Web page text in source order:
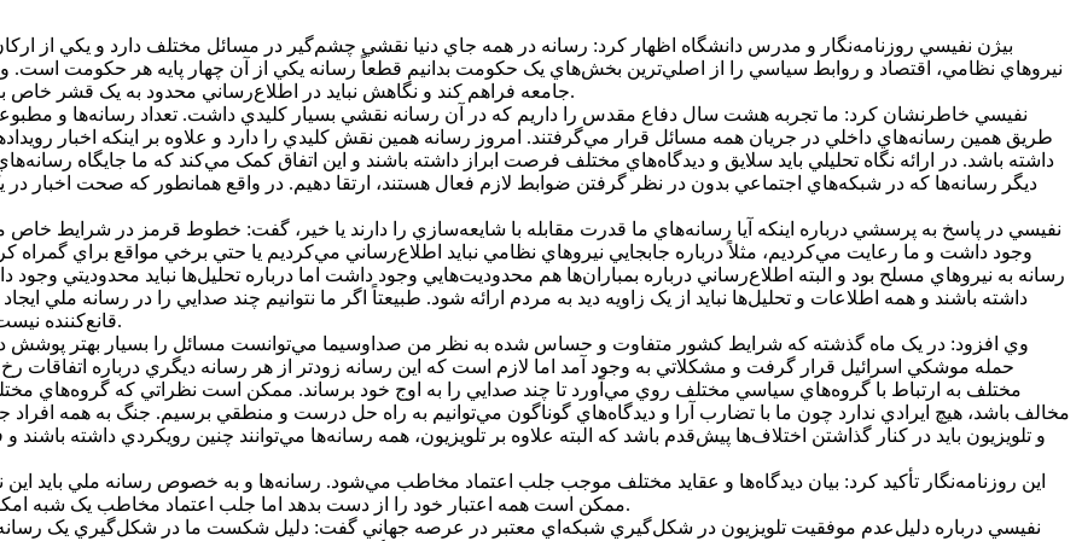
نيروهاي نظامي، اقتصاد و روابط سياسي را از اصلي‌ترين بخش‌هاي يک حکومت بدانيم قطعاً رسانه يکي از آن چهار پايه هر حکومت
جامعه فراهم کند و نگاهش نبايد در اطلاع‌رساني محدود به يک قشر خاص باشد و قطعاً لازم است که عموم مردم و سلايق مختلف را در بر بگيرد.
نفيسي خاطرنشان کرد: ما تجربه هشت سال دفاع مقدس را داريم که در آن رسانه نقشي بسيار کليدي داشت. تعداد رسانه‌ها و
طريق همين رسانه‌هاي داخلي در جريان همه مسائل قرار مي‌گرفتند. امروز رسانه همين نقش کليدي را دارد و علاوه بر اينکه اخبار
داشته باشد. در ارائه نگاه تحليلي بايد سلايق و ديدگاه‌هاي مختلف فرصت ابراز داشته باشند و اين اتفاق کمک مي‌کند که ما جايگاه
ديگر رسانه‌ها که در شبکه‌هاي اجتماعي بدون در نظر گرفتن ضوابط لازم فعال هستند، ارتقا دهيم. در واقع همانطور که صحت اخبار
نفيسي در پاسخ به پرسشي درباره اينکه آيا رسانه‌هاي ما قدرت مقابله با شايعه‌سازي را دارند يا خير، گفت: خطوط قرمز در
وجود داشت و ما رعايت مي‌کرديم، مثلاً درباره جابجايي نيروهاي نظامي نبايد اطلاع‌رساني مي‌کرديم يا حتي برخي مواقع براي
رسانه به نيروهاي مسلح بود و البته اطلاع‌رساني درباره بمباران‌ها هم محدوديت‌هايي وجود داشت اما درباره تحليل‌ها نبايد محدوديتي
داشته باشند و همه اطلاعات و تحليل‌ها نبايد از يک زاويه ديد به مردم ارائه شود. طبيعتاً اگر ما نتوانيم چند صدايي را در رسانه ملي
قانع‌کننده نيست به سراغ رسانه‌هاي ديگر مي‌روند و مرجعيت تلويزيون از بين مي‌رود.
وي افزود: در يک ماه گذشته که شرايط کشور متفاوت و حساس شده به نظر من صداوسيما مي‌توانست مسائل را بسيار بهتر پوشش
حمله موشکي اسرائيل قرار گرفت و مشکلاتي به وجود آمد اما لازم است که اين رسانه زودتر از هر رسانه ديگري درباره اتفاقات
مختلف به ارتباط با گروه‌هاي سياسي مختلف روي مي‌آورد تا چند صدايي را به اوج خود برساند. ممکن است نظراتي که
مخالف باشد، هيچ ايرادي ندارد چون ما با تضارب آرا و ديدگاه‌هاي گوناگون مي‌توانيم به راه حل درست و منطقي برسيم. جنگ به همه
و تلويزيون بايد در کنار گذاشتن اختلاف‌ها پيش‌قدم باشد که البته علاوه بر تلويزيون، همه رسانه‌ها مي‌توانند چنين رويکردي داشته
اين روزنامه‌نگار تأکيد کرد: بيان ديدگاه‌ها و عقايد مختلف موجب جلب اعتماد مخاطب مي‌شود. رسانه‌ها و به خصوص رسانه ملي بايد اين
ممکن است همه اعتبار خود را از دست بدهد اما جلب اعتماد مخاطب يک شبه امکانپذير نيست و به دست آوردن يا ترميم آن بسيار سخت و زمانبر است.
نفيسي درباره دليل‌عدم موفقيت تلويزيون در شکل‌گيري شبکه‌اي معتبر در عرصه جهاني گفت: دليل شکست ما در شکل‌گيري يک رسانه